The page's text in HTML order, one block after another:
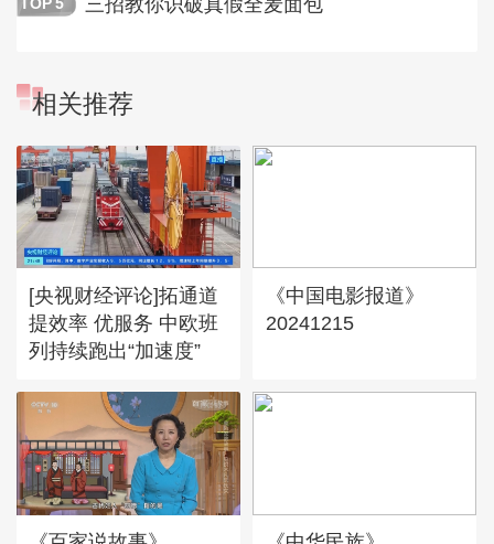
TOP 5
相关推荐
[央视财经评论]拓通道
提效率 优服务 中欧班
列持续跑出“加速度”
《中国电影报道》
20241215